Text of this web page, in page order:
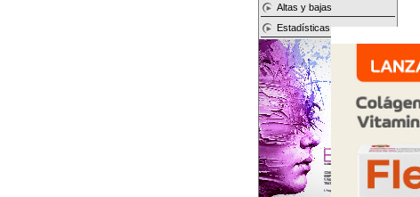
Altas y bajas
Estadísticas